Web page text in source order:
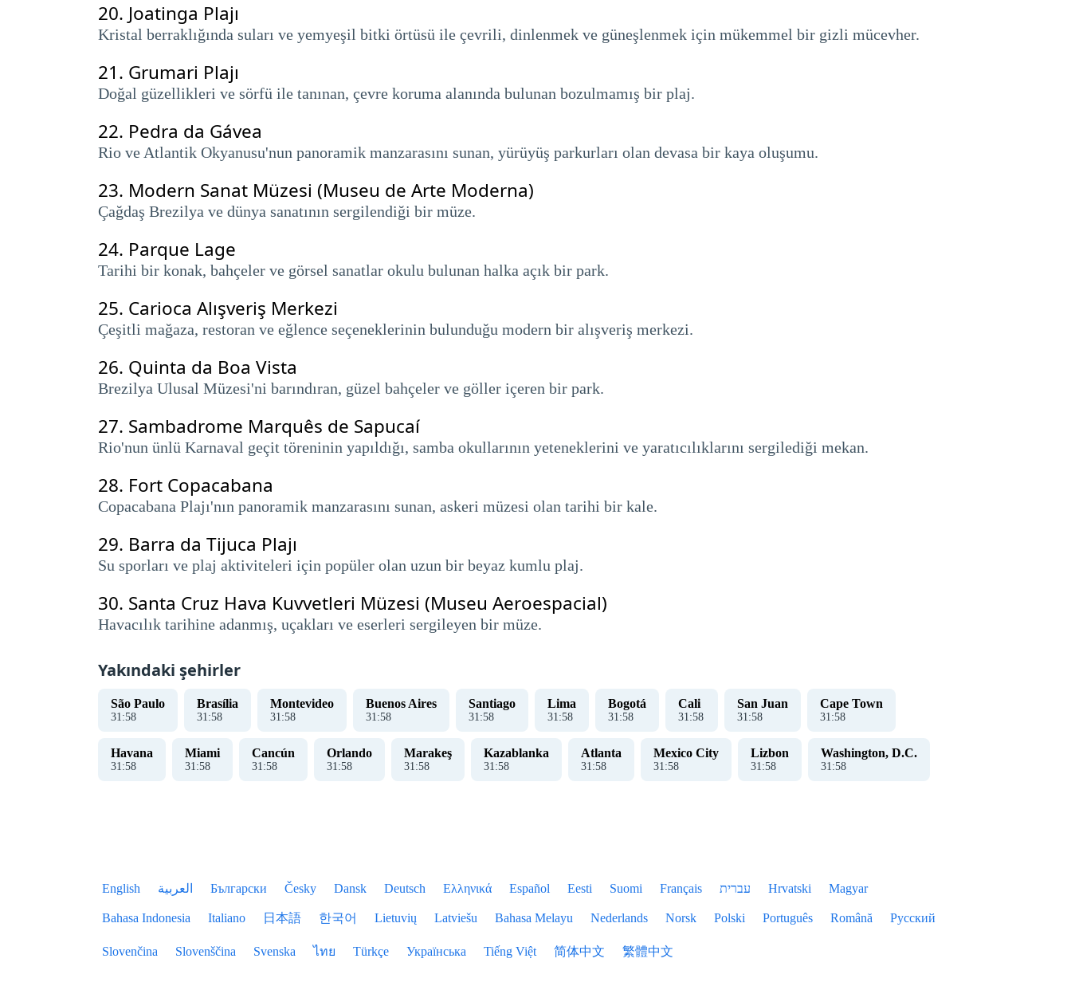
20. Joatinga Plajı
Kristal berraklığında suları ve yemyeşil bitki örtüsü ile çevrili, dinlenmek ve güneşlenmek için mükemmel bir gizli mücevher.
21. Grumari Plajı
Doğal güzellikleri ve sörfü ile tanınan, çevre koruma alanında bulunan bozulmamış bir plaj.
22. Pedra da Gávea
Rio ve Atlantik Okyanusu'nun panoramik manzarasını sunan, yürüyüş parkurları olan devasa bir kaya oluşumu.
23. Modern Sanat Müzesi (Museu de Arte Moderna)
Çağdaş Brezilya ve dünya sanatının sergilendiği bir müze.
24. Parque Lage
Tarihi bir konak, bahçeler ve görsel sanatlar okulu bulunan halka açık bir park.
25. Carioca Alışveriş Merkezi
Çeşitli mağaza, restoran ve eğlence seçeneklerinin bulunduğu modern bir alışveriş merkezi.
26. Quinta da Boa Vista
Brezilya Ulusal Müzesi'ni barındıran, güzel bahçeler ve göller içeren bir park.
27. Sambadrome Marquês de Sapucaí
Rio'nun ünlü Karnaval geçit töreninin yapıldığı, samba okullarının yeteneklerini ve yaratıcılıklarını sergilediği mekan.
28. Fort Copacabana
Copacabana Plajı'nın panoramik manzarasını sunan, askeri müzesi olan tarihi bir kale.
29. Barra da Tijuca Plajı
Su sporları ve plaj aktiviteleri için popüler olan uzun bir beyaz kumlu plaj.
30. Santa Cruz Hava Kuvvetleri Müzesi (Museu Aeroespacial)
Havacılık tarihine adanmış, uçakları ve eserleri sergileyen bir müze.
Yakındaki şehirler
São Paulo
31:59
Brasília
31:59
Montevideo
31:59
Buenos Aires
31:59
Santiago
31:59
Lima
31:59
Bogotá
31:59
Cali
31:59
San Juan
31:59
Cape Town
31:59
Havana
31:59
Miami
31:59
Cancún
31:59
Orlando
31:59
Marakeş
31:59
Kazablanka
31:59
Atlanta
31:59
Mexico City
31:59
Lizbon
31:59
Washington, D.C.
31:59
English العربية Български Česky Dansk Deutsch Ελληνικά Español Eesti Suomi Français עברית Hrvatski Magyar
Bahasa Indonesia Italiano 日本語 한국어 Lietuvių Latviešu Bahasa Melayu Nederlands Norsk Polski Português Română Русский
Slovenčina Slovenščina Svenska ไทย Türkçe Українська Tiếng Việt 简体中文 繁體中文